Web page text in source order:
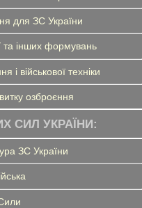
для ЗС України
інших формувань
і військової техніки
озброєння
СИЛ УКРАЇНИ:
ЗС України